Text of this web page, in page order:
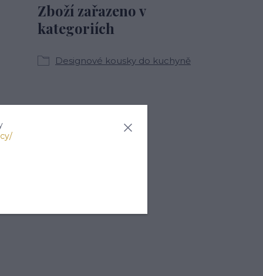
Zboží zařazeno v
kategoriích
Designové kousky do kuchyně